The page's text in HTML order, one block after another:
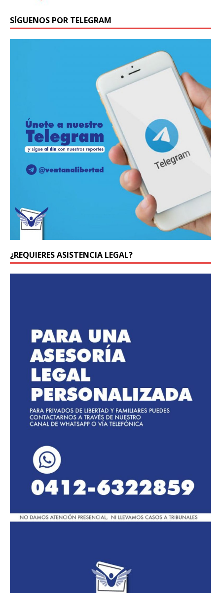
SÍGUENOS POR TELEGRAM
¿REQUIERES ASISTENCIA LEGAL?